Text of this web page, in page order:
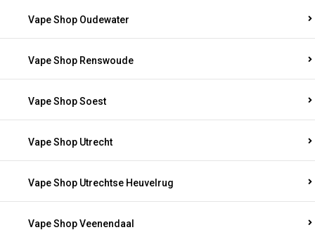
Vape Shop Oudewater
Vape Shop Renswoude
Vape Shop Soest
Vape Shop Utrecht
Vape Shop Utrechtse Heuvelrug
Vape Shop Veenendaal